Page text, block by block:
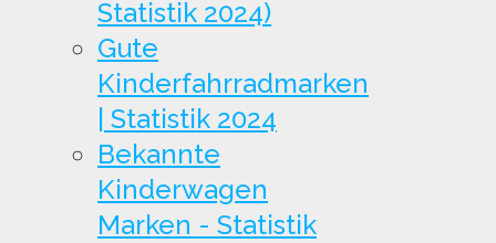
Statistik 2024)
Gute
Kinderfahrradmarken
| Statistik 2024
Bekannte
Kinderwagen
Marken - Statistik